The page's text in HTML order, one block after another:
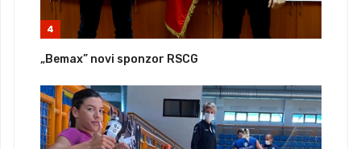
4
„Bemax” novi sponzor RSCG